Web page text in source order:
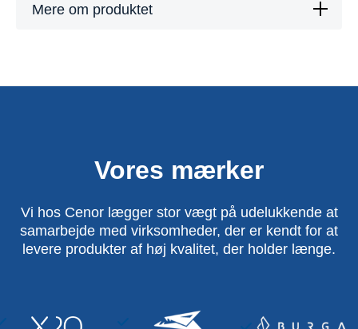
Mere om produktet
Vores mærker
Vi hos Cenor lægger stor vægt på udelukkende at
samarbejde med virksomheder, der er kendt for at
levere produkter af høj kvalitet, der holder længe.